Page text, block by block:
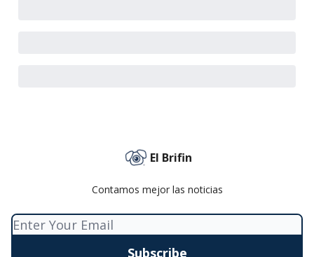
El Brifin
Contamos mejor las noticias